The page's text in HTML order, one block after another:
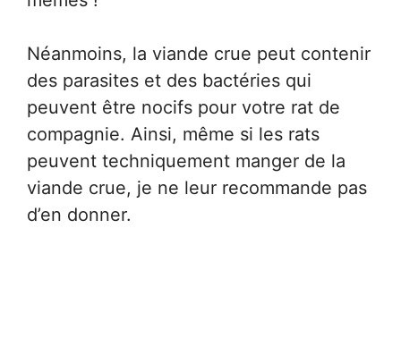
Néanmoins, la viande crue peut contenir
des parasites et des bactéries qui
peuvent être nocifs pour votre rat de
compagnie. Ainsi, même si les rats
peuvent techniquement manger de la
viande crue, je ne leur recommande pas
d’en donner.